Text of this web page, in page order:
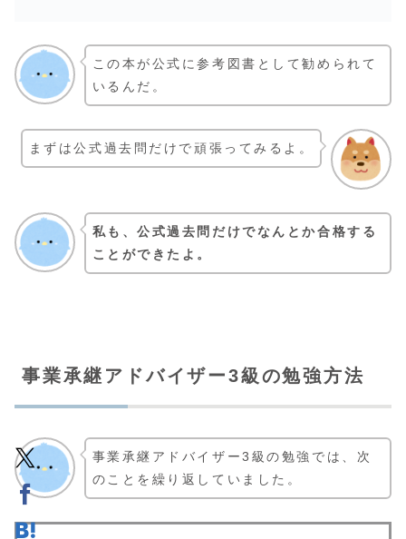
この本が公式に参考図書として勧められて
いるんだ。
まずは公式過去問だけで頑張ってみるよ。
私も、公式過去問だけでなんとか合格する
ことができたよ。
事業承継アドバイザー3級の勉強方法
事業承継アドバイザー3級の勉強では、次
のことを繰り返していました。